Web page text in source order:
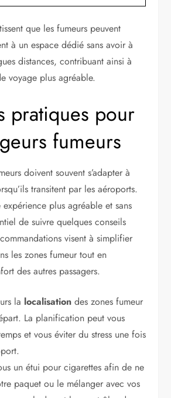
que les fumeurs peuvent
à un espace dédié sans avoir à
distances, contribuant ainsi à
voyage plus agréable.
pratiques pour
fumeurs
doivent souvent s’adapter à
transitent par les aéroports.
plus agréable et sans
de suivre quelques conseils
visent à simplifier
les zones fumeur tout en
des autres passagers.
la localisation des zones fumeur
La planification peut vous
et vous éviter du stress une fois
un étui pour cigarettes afin de ne
paquet ou le mélanger avec vos